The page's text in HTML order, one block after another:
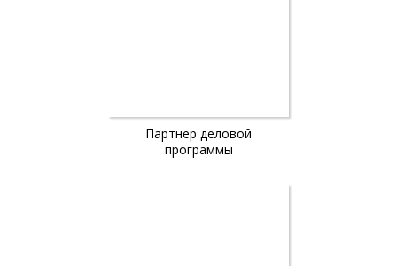
Партнер деловой
программы